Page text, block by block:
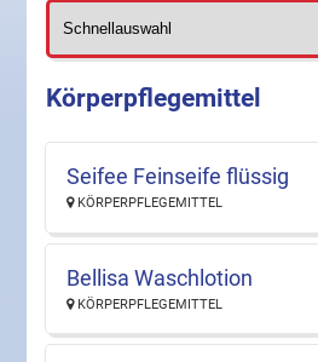
E-Mail info@lienekampf.net
Körperpflegemittel
Seifee Feinseife flüssig
KÖRPERPFLEGEMITTEL
Bellisa Waschlotion
KÖRPERPFLEGEMITTEL